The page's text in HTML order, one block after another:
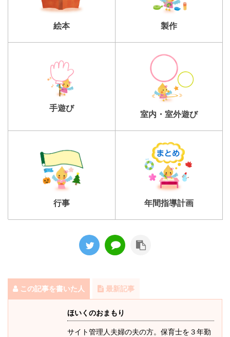
絵本 製作
手遊び
室内・室外遊び
行事 年間指導計画
この記事を書いた人 最新記事
ほいくのおまもり
サイト管理人夫婦の夫の方。保育士を３年勤